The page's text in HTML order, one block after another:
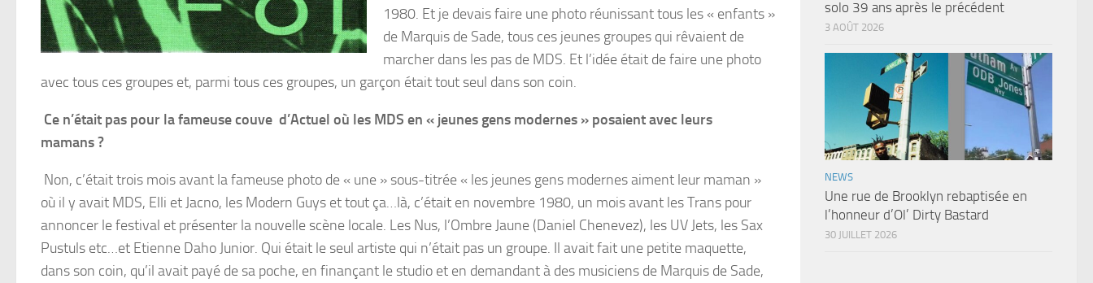
1980. Et je devais faire une photo réunissant tous les « enfants »
de Marquis de Sade, tous ces jeunes groupes qui rêvaient de
marcher dans les pas de MDS. Et l’idée était de faire une photo
avec tous ces groupes et, parmi tous ces groupes, un garçon était tout seul dans son coin.
Ce n’était pas pour la fameuse couve d’Actuel où les MDS en « jeunes gens modernes » posaient avec leurs
mamans ?
Non, c’était trois mois avant la fameuse photo de « une » sous-titrée « les jeunes gens modernes aiment leur maman »
où il y avait MDS, Elli et Jacno, les Modern Guys et tout ça…là, c’était en novembre 1980, un mois avant les Trans pour
annoncer le festival et présenter la nouvelle scène locale. Les Nus, l’Ombre Jaune (Daniel Chenevez), les UV Jets, les Sax
Pustuls etc…et Etienne Daho Junior. Qui était le seul artiste qui n’était pas un groupe. Il avait fait une petite maquette,
dans son coin, qu’il avait payé de sa poche, en finançant le studio et en demandant à des musiciens de Marquis de Sade,
solo 39 ans après le précédent
3 AOÛT 2026
NEWS
Une rue de Brooklyn rebaptisée en
l’honneur d’Ol’ Dirty Bastard
30 JUILLET 2026